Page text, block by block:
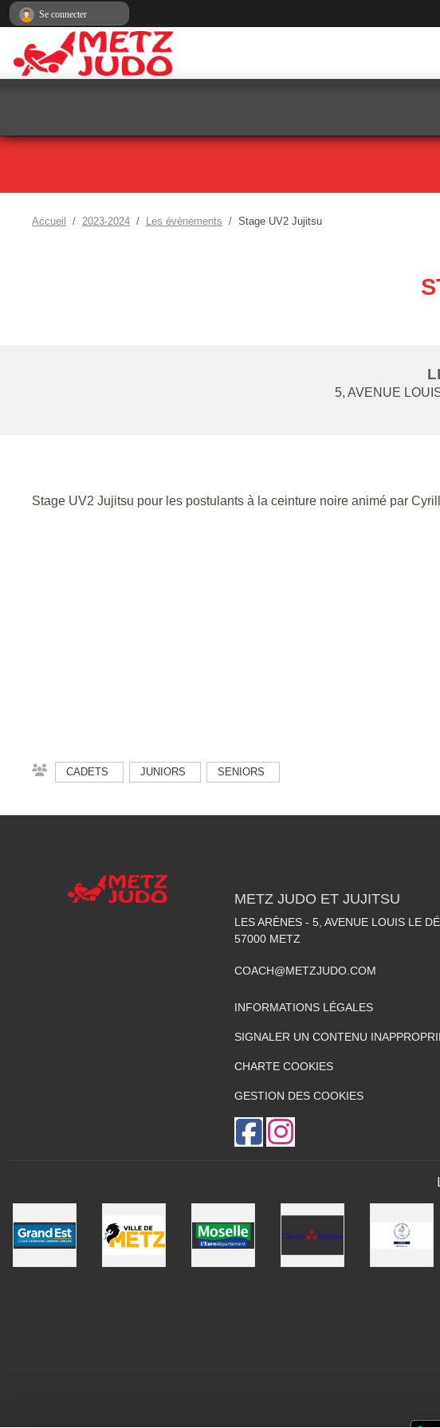
Accueil 2023-2024 Les évènements Stage UV2 Jujitsu
5, AVENUE
Stage UV2 Jujitsu pour les postulants à la ceinture noire animé par
CADETS JUNIORS SENIORS
METZ JUDO ET JUJITSU
LES ARÈNES - 5, AVENUE LOUIS LE
57000 METZ
COACH@METZJUDO.COM
INFORMATIONS LÉGALES
SIGNALER UN CONTENU
CHARTE COOKIES
GESTION DES COOKIES
Se connecter
Panneau de gestion des cookies